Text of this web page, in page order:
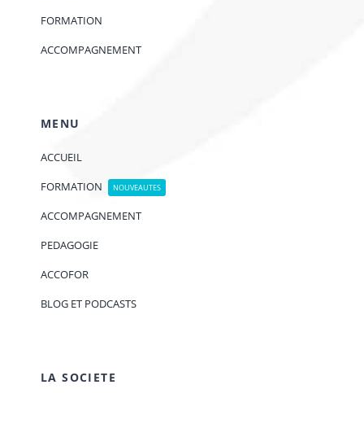
FORMATION
ACCOMPAGNEMENT
MENU
ACCUEIL
FORMATION
NOUVEAUTES
ACCOMPAGNEMENT
PEDAGOGIE
ACCOFOR
BLOG ET PODCASTS
LA SOCIETE